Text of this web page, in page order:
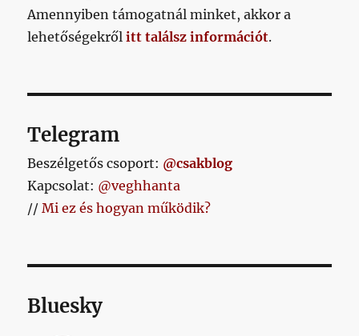
Amennyiben támogatnál minket, akkor a
lehetőségekrőlitt találsz információt.
Telegram
Beszélgetős csoport: @csakblog
Kapcsolat: @veghhanta
//Mi ez és hogyan működik?
Bluesky